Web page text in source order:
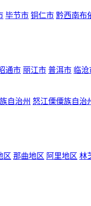
毕节市 铜仁市 黔西南布
通市 丽江市 普洱市 临
自治州 怒江傈僳族自治
区 那曲地区 阿里地区 林